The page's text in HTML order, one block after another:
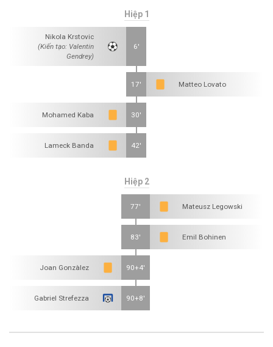
Hiệp 1
Nikola Krstovic
(Kiến tạo: Valentin
Gendrey)
6'
17' Matteo Lovato
Mohamed Kaba 30'
Lameck Banda 42'
Hiệp 2
77' Mateusz Legowski
83' Emil Bohinen
Joan Gonzàlez 90+4'
Gabriel Strefezza 90+8'